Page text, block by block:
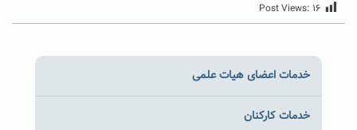
Post Views: ۱۶
خدمات اعضای هیات علمی
خدمات کارکنان